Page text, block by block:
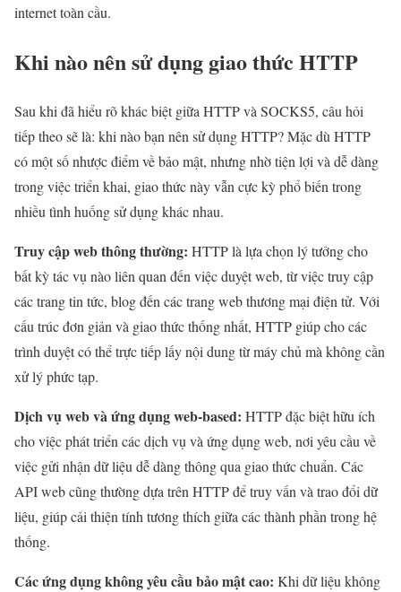
internet toàn cầu.
Khi nào nên sử dụng giao thức HTTP
Sau khi đã hiểu rõ khác biệt giữa HTTP và SOCKS5, câu hỏi
tiếp theo sẽ là: khi nào bạn nên sử dụng HTTP? Mặc dù HTTP
có một số nhược điểm về bảo mật, nhưng nhờ tiện lợi và dễ dàng
trong việc triển khai, giao thức này vẫn cực kỳ phổ biến trong
nhiều tình huống sử dụng khác nhau.
Truy cập web thông thường: HTTP là lựa chọn lý tưởng cho
bất kỳ tác vụ nào liên quan đến việc duyệt web, từ việc truy cập
các trang tin tức, blog đến các trang web thương mại điện tử. Với
cấu trúc đơn giản và giao thức thống nhất, HTTP giúp cho các
trình duyệt có thể trực tiếp lấy nội dung từ máy chủ mà không cần
xử lý phức tạp.
Dịch vụ web và ứng dụng web-based: HTTP đặc biệt hữu ích
cho việc phát triển các dịch vụ và ứng dụng web, nơi yêu cầu về
việc gửi nhận dữ liệu dễ dàng thông qua giao thức chuẩn. Các
API web cũng thường dựa trên HTTP để truy vấn và trao đổi dữ
liệu, giúp cải thiện tính tương thích giữa các thành phần trong hệ
thống.
Các ứng dụng không yêu cầu bảo mật cao: Khi dữ liệu không